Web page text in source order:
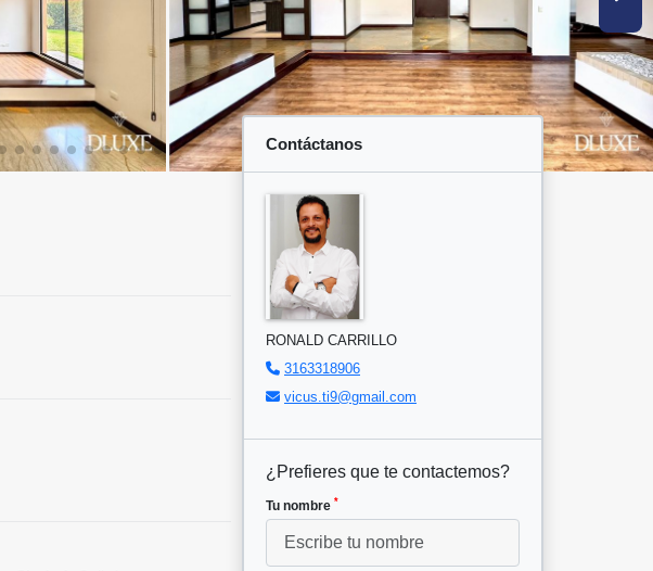
Contáctanos
RONALD CARRILLO
3163318906
vicus.ti9@gmail.com
¿Prefieres que te contactemos?
Tu nombre *